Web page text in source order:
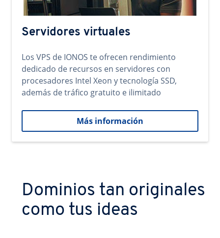
Servidores virtuales
Los VPS de IONOS te ofrecen rendimiento
dedicado de recursos en servidores con
procesadores Intel Xeon y tecnología SSD,
además de tráfico gratuito e ilimitado
Más información
Dominios tan originales
como tus ideas